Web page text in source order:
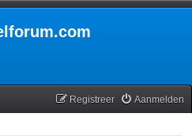
Aanmelden
Registreer